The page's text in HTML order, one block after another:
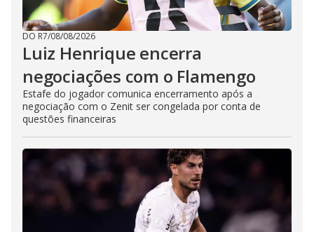
DO R7/08/08/2026
Luiz Henrique encerra
negociações com o Flamengo
Estafe do jogador comunica encerramento após a
negociação com o Zenit ser congelada por conta de
questões financeiras